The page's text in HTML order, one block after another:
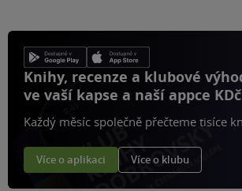
Knihy, recenze a klubové
ve vaší kapse a naší appce
Každý měsíc společně přečteme tisíce
Více o aplikaci Více o klubu